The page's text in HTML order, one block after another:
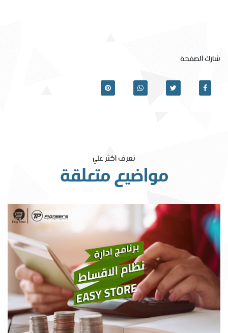
شارك الصفحة
تعرف اكثر علي
مواضيع متعلقة